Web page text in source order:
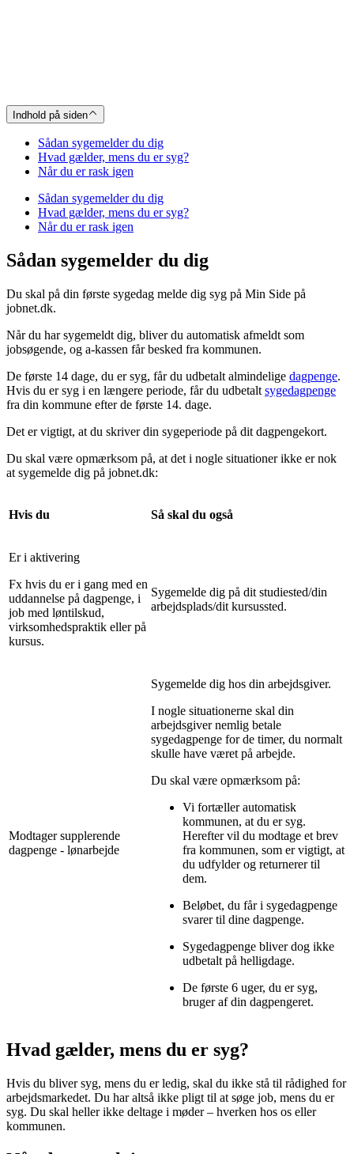
Indhold på siden
Sådan sygemelder du dig
Hvad gælder, mens du er syg?
Når du er rask igen
Sådan sygemelder du dig
Hvad gælder, mens du er syg?
Når du er rask igen
Sådan sygemelder du dig
Du skal på din første sygedag melde dig syg på Min Side på
jobnet.dk.
Når du har sygemeldt dig, bliver du automatisk afmeldt som
jobsøgende, og a-kassen får besked fra kommunen.
De første 14 dage, du er syg, får du udbetalt almindelige dagpenge.
Hvis du er syg i en længere periode, får du udbetalt sygedagpenge
fra din kommune efter de første 14. dage.
Det er vigtigt, at du skriver din sygeperiode på dit dagpengekort.
Du skal være opmærksom på, at det i nogle situationer ikke er nok
at sygemelde dig på jobnet.dk:
Hvis du Så skal du også
Er i aktivering
Fx hvis du er i gang med en
uddannelse på dagpenge, i
job med løntilskud,
virksomhedspraktik eller på
kursus.
Sygemelde dig på dit studiested/din
arbejdsplads/dit kursussted.
Modtager supplerende
dagpenge - lønarbejde
Sygemelde dig hos din arbejdsgiver.
I nogle situationerne skal din
arbejdsgiver nemlig betale
sygedagpenge for de timer, du normalt
skulle have været på arbejde.
Du skal være opmærksom på:
Vi fortæller automatisk
kommunen, at du er syg.
Herefter vil du modtage et brev
fra kommunen, som er vigtigt, at
du udfylder og returnerer til
dem.
Beløbet, du får i sygedagpenge
svarer til dine dagpenge.
Sygedagpenge bliver dog ikke
udbetalt på helligdage.
De første 6 uger, du er syg,
bruger af din dagpengeret.
Hvad gælder, mens du er syg?
Hvis du bliver syg, mens du er ledig, skal du ikke stå til rådighed for
arbejdsmarkedet. Du har altså ikke pligt til at søge job, mens du er
syg. Du skal heller ikke deltage i møder – hverken hos os eller
kommunen.